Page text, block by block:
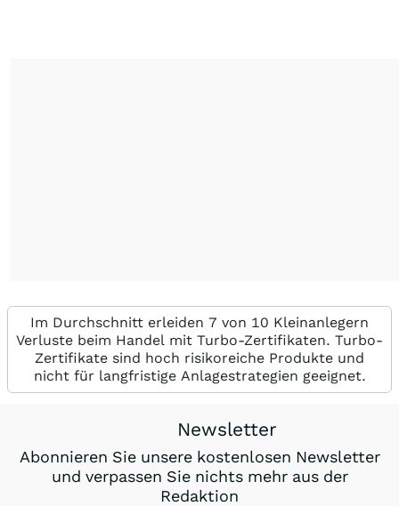
Im Durchschnitt erleiden 7 von 10 Kleinanlegern
Verluste beim Handel mit Turbo-Zertifikaten. Turbo-
Zertifikate sind hoch risikoreiche Produkte und
nicht für langfristige Anlagestrategien geeignet.
Newsletter
Abonnieren Sie unsere kostenlosen Newsletter
und verpassen Sie nichts mehr aus der
Redaktion